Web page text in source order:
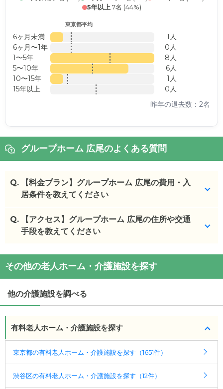
5年以上 7名 (44%)
東京都平均
6ヶ月未満
1人
6ヶ月〜1年
0人
1〜5年
8人
5〜10年
6人
10〜15年
1人
15年以上
0人
昨年の退去数：2名
グループホーム 広尾のよくある質問
Q.
【料金プラン】グループホーム 広尾の費用・入
居条件を教えてください
グループホーム 広尾の入居金・月額料金は次のとお
りです。
・月額費用が8.6万円
・要介護度：要支援2、要介護1、要介護2、要介護
・認知症：受け入れ可
ケアスル 介護では詳細な料金プランをご確認頂けま
す。詳しくはこちら 。
◎ケアスル 介護の3つの特徴
Q.
【アクセス】グループホーム 広尾の住所や交通
手段を教えてください
グループホーム 広尾の交通アクセス
・住所：東京都渋谷区広尾4-2-5
・最寄り駅：
グループホーム 広尾
その他の老人ホーム・介護施設を探す
他の介護施設を調べる
有料老人ホーム・介護施設を探す
東京都の有料老人ホーム・介護施設を探す（1651件）
渋谷区の有料老人ホーム・介護施設を探す（12件）